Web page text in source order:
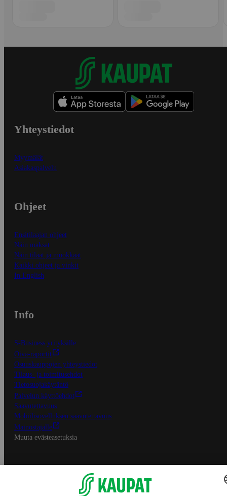
Yhteystiedot
Myymälät
Asiakaspalvelu
Ohjeet
Ensitilaajan ohjeet
Näin maksat
Näin tilaat ja muokkaat
Kaikki ohjeet ja vinkit
In English
Info
S-Business yrityksille
Oiva-raportit
Osuuskauppojen yhteystiedot
Tilaus- ja toimitusehdot
Tietosuojakäytäntö
Palvelun käyttöehdot
Saavutettavuus
Mobiilisovelluksen saavutettavuus
Mainostajalle
Muuta evästeasetuksia
S-ryhmän palvelut